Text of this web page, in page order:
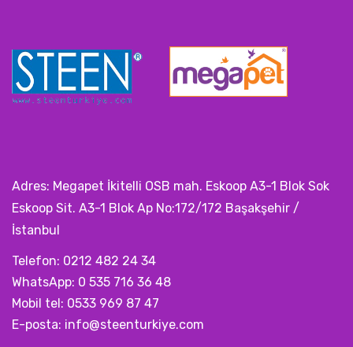
Adres: Megapet İkitelli OSB mah. Eskoop A3-1 Blok Sok
Eskoop Sit. A3-1 Blok Ap No:172/172 Başakşehir /
İstanbul
Telefon: 0212 482 24 34
WhatsApp: 0 535 716 36 48
Mobil tel: 0533 969 87 47
E-posta: info@steenturkiye.com